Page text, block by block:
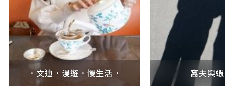
．文迪．漫遊．慢生活． 窩夫與